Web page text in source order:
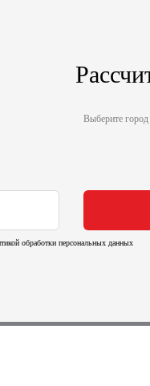
Выберите город
обработки персональных данных